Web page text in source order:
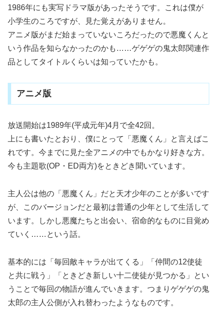
1986年にも実写ドラマ版があったそうです。これは僕が
小学生のころですが、見た覚えがありません。
アニメ版がまだ始まっていないころだったので悪魔くんと
いう作品を知らなかったのかも……ゲゲゲの鬼太郎関連作
品としてタイトルくらいは知っていたかも。
アニメ版
放送開始は1989年(平成元年)4月で全42回。
上にも書いたとおり、僕にとって「悪魔くん」と言えばこ
れです。今までに見た全アニメの中でもかなり好きな方。
今も主題歌(OP・ED両方)をときどき聞いています。
主人公は他の「悪魔くん」だと天才少年のことが多いです
が、このバージョンだと最初は普通の少年として生活して
います。しかし悪魔たちと出会い、宿命的なものに目覚め
ていく……という話。
基本的には「毎回敵キャラが出てくる」「仲間の12使徒
と共に戦う」「ときどき新しい十二使徒が見つかる」とい
うことで毎回の物語が進んでいきます。つまりゲゲゲの鬼
太郎の主人公側が入れ替わったようなものです。